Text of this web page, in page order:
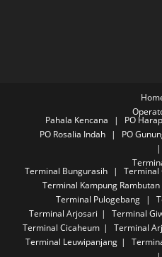
Pahala Kencana PO
PO Rosalia Indah
PO
Terminal Bungurasih Terminal
Terminal Kampung Rambutan
Terminal Pulogebang
Terminal Arjosari
Terminal
Terminal Cicaheum
Terminal
Terminal Leuwipanjang